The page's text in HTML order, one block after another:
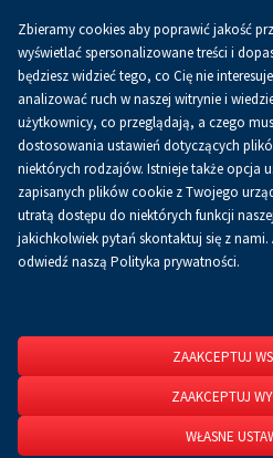
Strona główna O firmie
Aktualności
Zbieramy cookies aby poprawić jakość
wyświetlać spersonalizowane treści i
będziesz widzieć tego, co Cię nie
analizować ruch w naszej witrynie i
użytkownicy, co przeglądają, a czego
dostosowania ustawień dotyczących
niektórych rodzajów. Istnieje także opcja
zapisanych plików cookie z Twojego
utratą dostępu do niektórych funkcji
jakichkolwiek pytań skontaktuj się z nami.
odwiedź naszą Polityka prywatności.
ZAAKCEPTUJ
ZAAKCEPTUJ
WŁASNE